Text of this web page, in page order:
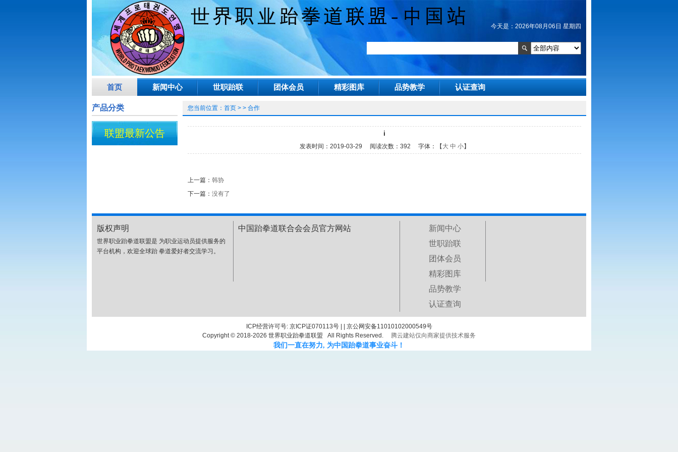
今天是：2026年08月06日 星期四
首页 新闻中心 世职跆联 团体会员 精彩图库 品势教学 认证查询
产品分类
联盟最新公告
您当前位置： 首页 > > 合作
i
发表时间： 2019-03-29 阅读次数： 392 字体：【 大 中 小】
上一篇： 韩协
下一篇： 没有了
版权声明
世界职业跆拳道联盟是 为职业运动员提供服务的
平台机构，欢迎全球跆 拳道爱好者交流学习。
中国跆拳道联合会会员官方网站
新闻中心
世职跆联
团体会员
精彩图库
品势教学
认证查询
ICP经营许可号: 京ICP证070113号 | | 京公网安备11010102000549号
Copyright © 2018-2026 世界职业跆拳道联盟 All Rights Reserved. 腾云建站仅向商家提供技术服务
我们一直在努力, 为中国跆拳道事业奋斗！